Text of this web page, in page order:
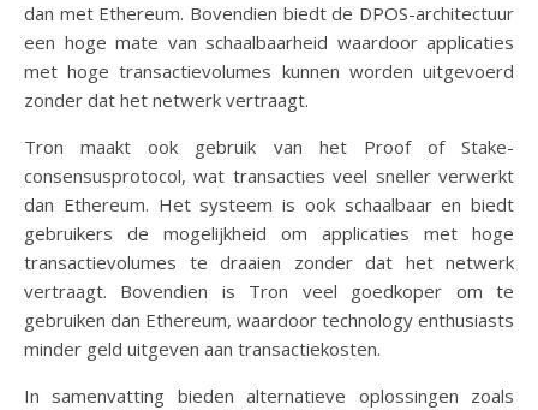
dan met Ethereum. Bovendien biedt de DPOS-architectuur
een hoge mate van schaalbaarheid waardoor applicaties
met hoge transactievolumes kunnen worden uitgevoerd
zonder dat het netwerk vertraagt.
Tron maakt ook gebruik van het Proof of Stake-
consensusprotocol, wat transacties veel sneller verwerkt
dan Ethereum. Het systeem is ook schaalbaar en biedt
gebruikers de mogelijkheid om applicaties met hoge
transactievolumes te draaien zonder dat het netwerk
vertraagt. Bovendien is Tron veel goedkoper om te
gebruiken dan Ethereum, waardoor technology enthusiasts
minder geld uitgeven aan transactiekosten.
In samenvatting bieden alternatieve oplossingen zoals